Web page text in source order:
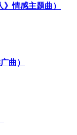
情感主题曲）
曲）